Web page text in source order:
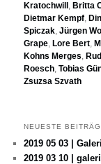
Kratochwill , Britta
Dietmar Kempf,
Spiczak,Jürgen
Grape, Lore Bert,
Kohns Merges,
Roesch,Tobias
Zsuzsa Szvath
NEUESTE
2019 05 03 |
2019 03 10 |